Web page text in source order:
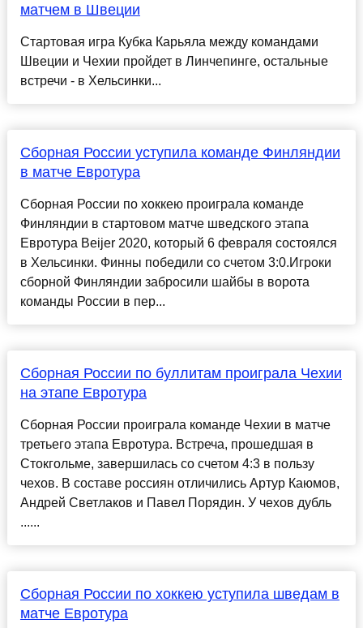
матчем в Швеции
Стартовая игра Кубка Карьяла между командами
Швеции и Чехии пройдет в Линчепинге, остальные
встречи - в Хельсинки...
Сборная России уступила команде Финляндии
в матче Евротура
Сборная России по хоккею проиграла команде
Финляндии в стартовом матче шведского этапа
Евротура Beijer 2020, который 6 февраля состоялся
в Хельсинки. Финны победили со счетом 3:0.Игроки
сборной Финляндии забросили шайбы в ворота
команды России в пер...
Сборная России по буллитам проиграла Чехии
на этапе Евротура
Сборная России проиграла команде Чехии в матче
третьего этапа Евротура. Встреча, прошедшая в
Стокгольме, завершилась со счетом 4:3 в пользу
чехов. В составе россиян отличились Артур Каюмов,
Андрей Светлаков и Павел Порядин. У чехов дубль
......
Сборная России по хоккею уступила шведам в
матче Евротура